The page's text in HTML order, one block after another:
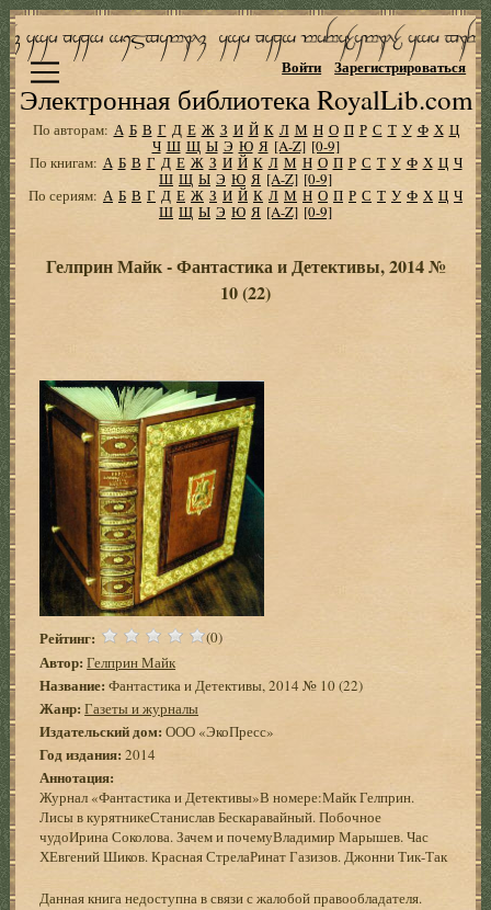
Электронная библиотека RoyalLib.com
Войти Зарегистрироваться
По авторам: А Б В Г Д Е Ж З И Й К Л М Н О П Р С Т У Ф Х Ц
Ч Ш Щ Ы Э Ю Я [A-Z] [0-9]
По книгам: А Б В Г Д Е Ж З И Й К Л М Н О П Р С Т У Ф Х Ц Ч
Ш Щ Ы Э Ю Я [A-Z] [0-9]
По сериям: А Б В Г Д Е Ж З И Й К Л М Н О П Р С Т У Ф Х Ц Ч
Ш Щ Ы Э Ю Я [A-Z] [0-9]
Гелприн Майк - Фантастика и Детективы, 2014 №
10 (22)
Рейтинг: (0)
Автор: Гелприн Майк
Название: Фантастика и Детективы, 2014 № 10 (22)
Жанр: Газеты и журналы
Издательский дом: ООО «ЭкоПресс»
Год издания: 2014
Аннотация:
Журнал «Фантастика и Детективы»В номере:Майк Гелприн.
Лисы в курятникеСтанислав Бескаравайный. Побочное
чудоИрина Соколова. Зачем и почемуВладимир Марышев. Час
ХЕвгений Шиков. Красная СтрелаРинат Газизов. Джонни Тик-Так
Данная книга недоступна в связи с жалобой правообладателя.